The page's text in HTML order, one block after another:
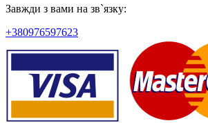
Завжди з вами на зв`язку:
+380976597623